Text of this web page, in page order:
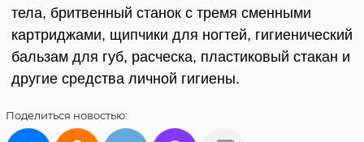
тела, бритвенный станок с тремя сменными
картриджами, щипчики для ногтей, гигиенический
бальзам для губ, расческа, пластиковый стакан и
другие средства личной гигиены.
Поделиться новостью: